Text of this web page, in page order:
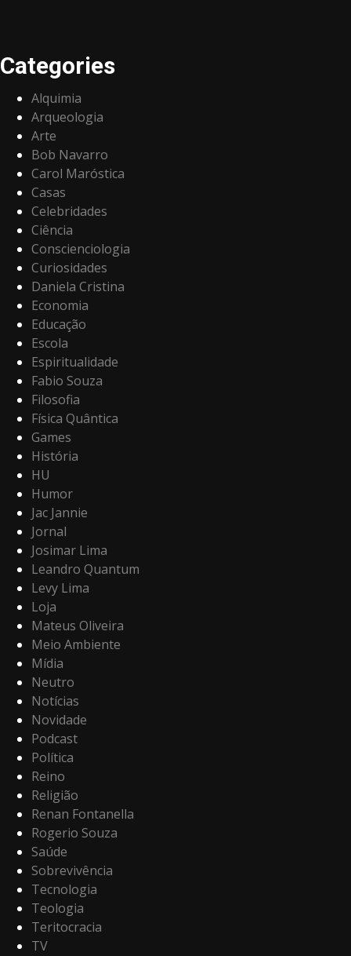
Categories
Alquimia
Arqueologia
Arte
Bob Navarro
Carol Maróstica
Casas
Celebridades
Ciência
Conscienciologia
Curiosidades
Daniela Cristina
Economia
Educação
Escola
Espiritualidade
Fabio Souza
Filosofia
Física Quântica
Games
História
HU
Humor
Jac Jannie
Jornal
Josimar Lima
Leandro Quantum
Levy Lima
Loja
Mateus Oliveira
Meio Ambiente
Mídia
Neutro
Notícias
Novidade
Podcast
Política
Reino
Religião
Renan Fontanella
Rogerio Souza
Saúde
Sobrevivência
Tecnologia
Teologia
Teritocracia
TV